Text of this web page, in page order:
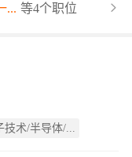
... 等4个职位
技术/半导体/...